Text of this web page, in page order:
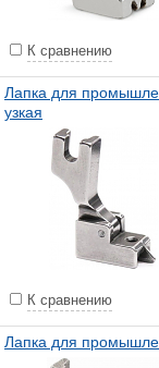
К сравнению
Лапка для
узкая
К сравнению
Лапка для